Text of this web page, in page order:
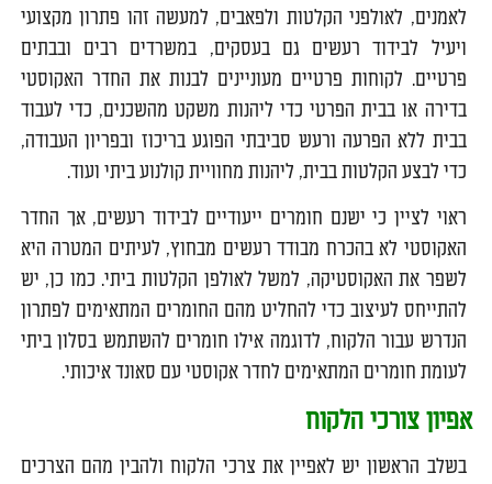
לאמנים, לאולפני הקלטות ולפאבים, למעשה זהו פתרון מקצועי
ויעיל לבידוד רעשים גם בעסקים, במשרדים רבים ובבתים
פרטיים. לקוחות פרטיים מעוניינים לבנות את החדר האקוסטי
בדירה או בבית הפרטי כדי ליהנות משקט מהשכנים, כדי לעבוד
בבית ללא הפרעה ורעש סביבתי הפוגע בריכוז ובפריון העבודה,
כדי לבצע הקלטות בבית, ליהנות מחוויית קולנוע ביתי ועוד.
ראוי לציין כי ישנם חומרים ייעודיים לבידוד רעשים, אך החדר
האקוסטי לא בהכרח מבודד רעשים מבחוץ, לעיתים המטרה היא
לשפר את האקוסטיקה, למשל לאולפן הקלטות ביתי. כמו כן, יש
להתייחס לעיצוב כדי להחליט מהם החומרים המתאימים לפתרון
הנדרש עבור הלקוח, לדוגמה אילו חומרים להשתמש בסלון ביתי
לעומת חומרים המתאימים לחדר אקוסטי עם סאונד איכותי.
אפיון צורכי הלקוח
בשלב הראשון יש לאפיין את צרכי הלקוח ולהבין מהם הצרכים